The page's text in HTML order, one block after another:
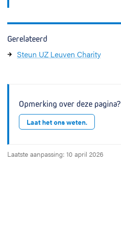
Gerelateerd
Steun UZ Leuven Charity
Opmerking over deze pagina?
Laat het ons weten.
Laatste aanpassing: 10 april 2026